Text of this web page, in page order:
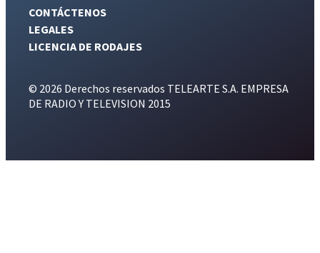
CONTÁCTENOS
LEGALES
LICENCIA DE RODAJES
© 2026 Derechos reservados TELEARTE S.A. EMPRESA
DE RADIO Y TELEVISION 2015